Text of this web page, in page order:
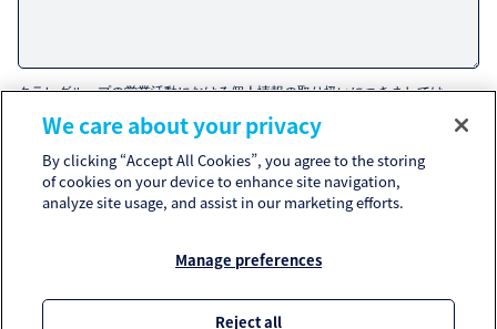
クラレグループの営業活動における個人情報の取り扱いにつきましては、
information related to sales and marketing activities.
Customer Privacy Notice
, please check the box and
submit your inquiry.
Please refer to thePrivacy PolicyandCookie Policyfor the handling of
other personal information.
We care about your privacy
By clicking “Accept All Cookies”, you agree to the storing
of cookies on your device to enhance site navigation,
analyze site usage, and assist in our marketing efforts.
Manage preferences
Reject all